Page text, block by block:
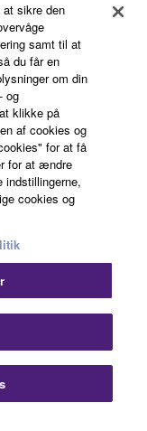
sikre den
samt til at
du får en
om din
og
klikke på
af cookies og
for at få
for at ændre
indstillingerne,
cookies og